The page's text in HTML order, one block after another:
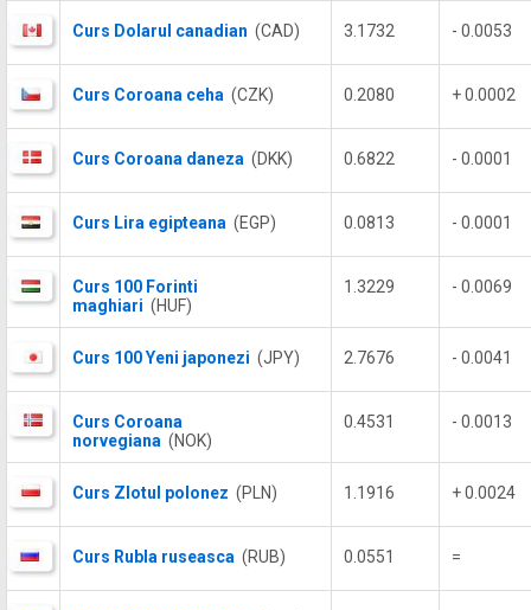
Curs Dolarul canadian (CAD) 3.1732 - 0.0053
Curs Coroana ceha (CZK) 0.2080 + 0.0002
Curs Coroana daneza (DKK) 0.6822 - 0.0001
Curs Lira egipteana (EGP) 0.0813 - 0.0001
Curs 100 Forinti
maghiari (HUF)
1.3229 - 0.0069
Curs 100 Yeni japonezi (JPY) 2.7676 - 0.0041
Curs Coroana
norvegiana (NOK)
0.4531 - 0.0013
Curs Zlotul polonez (PLN) 1.1916 + 0.0024
Curs Rubla ruseasca (RUB) 0.0551 =